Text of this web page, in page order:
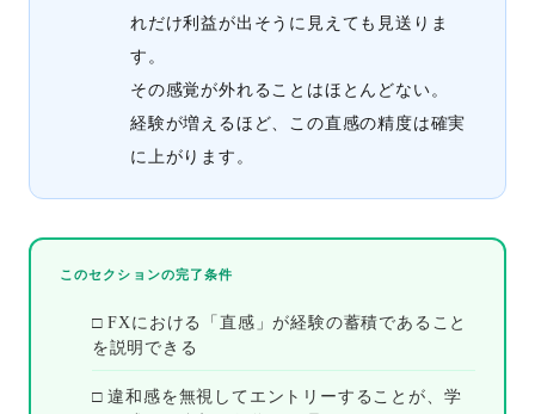
れだけ利益が出そうに見えても見送りま
す。
その感覚が外れることはほとんどない。
経験が増えるほど、この直感の精度は確実
に上がります。
このセクションの完了条件
□ FXにおける「直感」が経験の蓄積であること
を説明できる
□ 違和感を無視してエントリーすることが、学